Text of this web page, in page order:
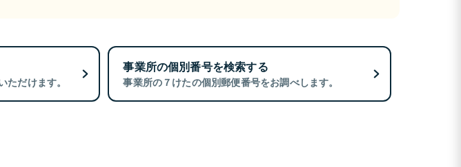
だけます。
事業所の個別番号を検索する
事業所の７けたの個別郵便番号をお調べします。